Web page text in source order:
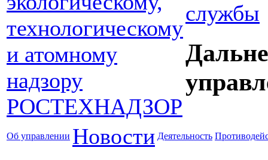
службы
Об управлении Новости Деятельность